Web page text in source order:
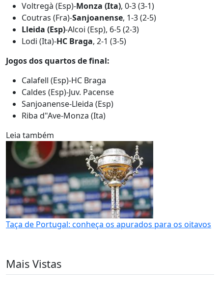
Voltregà (Esp)-Monza (Ita), 0-3 (3-1)
Coutras (Fra)-Sanjoanense, 1-3 (2-5)
Lleida (Esp)-Alcoi (Esp), 6-5 (2-3)
Lodi (Ita)-HC Braga, 2-1 (3-5)
Jogos dos quartos de final:
Calafell (Esp)-HC Braga
Caldes (Esp)-Juv. Pacense
Sanjoanense-Lleida (Esp)
Riba d"Ave-Monza (Ita)
Leia também
Taça de Portugal: conheça os apurados para os oitavos
Mais Vistas